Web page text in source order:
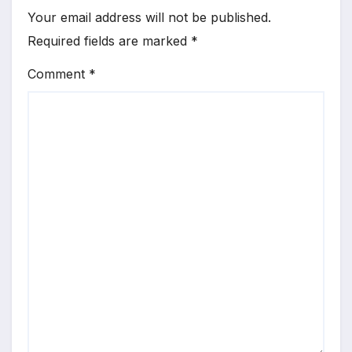
Your email address will not be published.
Required fields are marked *
Comment *